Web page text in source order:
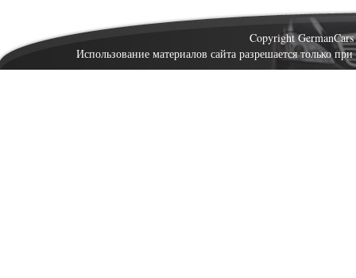
Copyright
Использование материалов сайта разрешается только